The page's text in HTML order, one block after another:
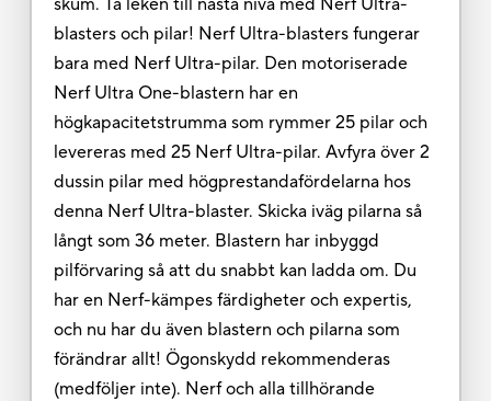
blasters och pilar! Nerf Ultra-blasters fungerar
bara med Nerf Ultra-pilar. Den motoriserade
Nerf Ultra One-blastern har en
högkapacitetstrumma som rymmer 25 pilar och
levereras med 25 Nerf Ultra-pilar. Avfyra över 2
dussin pilar med högprestandafördelarna hos
denna Nerf Ultra-blaster. Skicka iväg pilarna så
långt som 36 meter. Blastern har inbyggd
pilförvaring så att du snabbt kan ladda om. Du
har en Nerf-kämpes färdigheter och expertis,
och nu har du även blastern och pilarna som
förändrar allt! Ögonskydd rekommenderas
(medföljer inte). Nerf och alla tillhörande